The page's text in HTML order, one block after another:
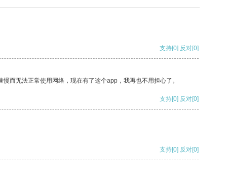
支持[0] 反对[0]
而无法正常使用网络，现在有了这个app，我再也不用担心了。
支持[0] 反对[0]
支持[0] 反对[0]